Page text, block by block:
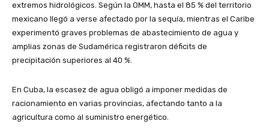
extremos hidrológicos. Según la OMM, hasta el 85 % del territorio
mexicano llegó a verse afectado por la sequía, mientras el Caribe
experimentó graves problemas de abastecimiento de agua y
amplias zonas de Sudamérica registraron déficits de
precipitación superiores al 40 %.
En Cuba, la escasez de agua obligó a imponer medidas de
racionamiento en varias provincias, afectando tanto a la
agricultura como al suministro energético.